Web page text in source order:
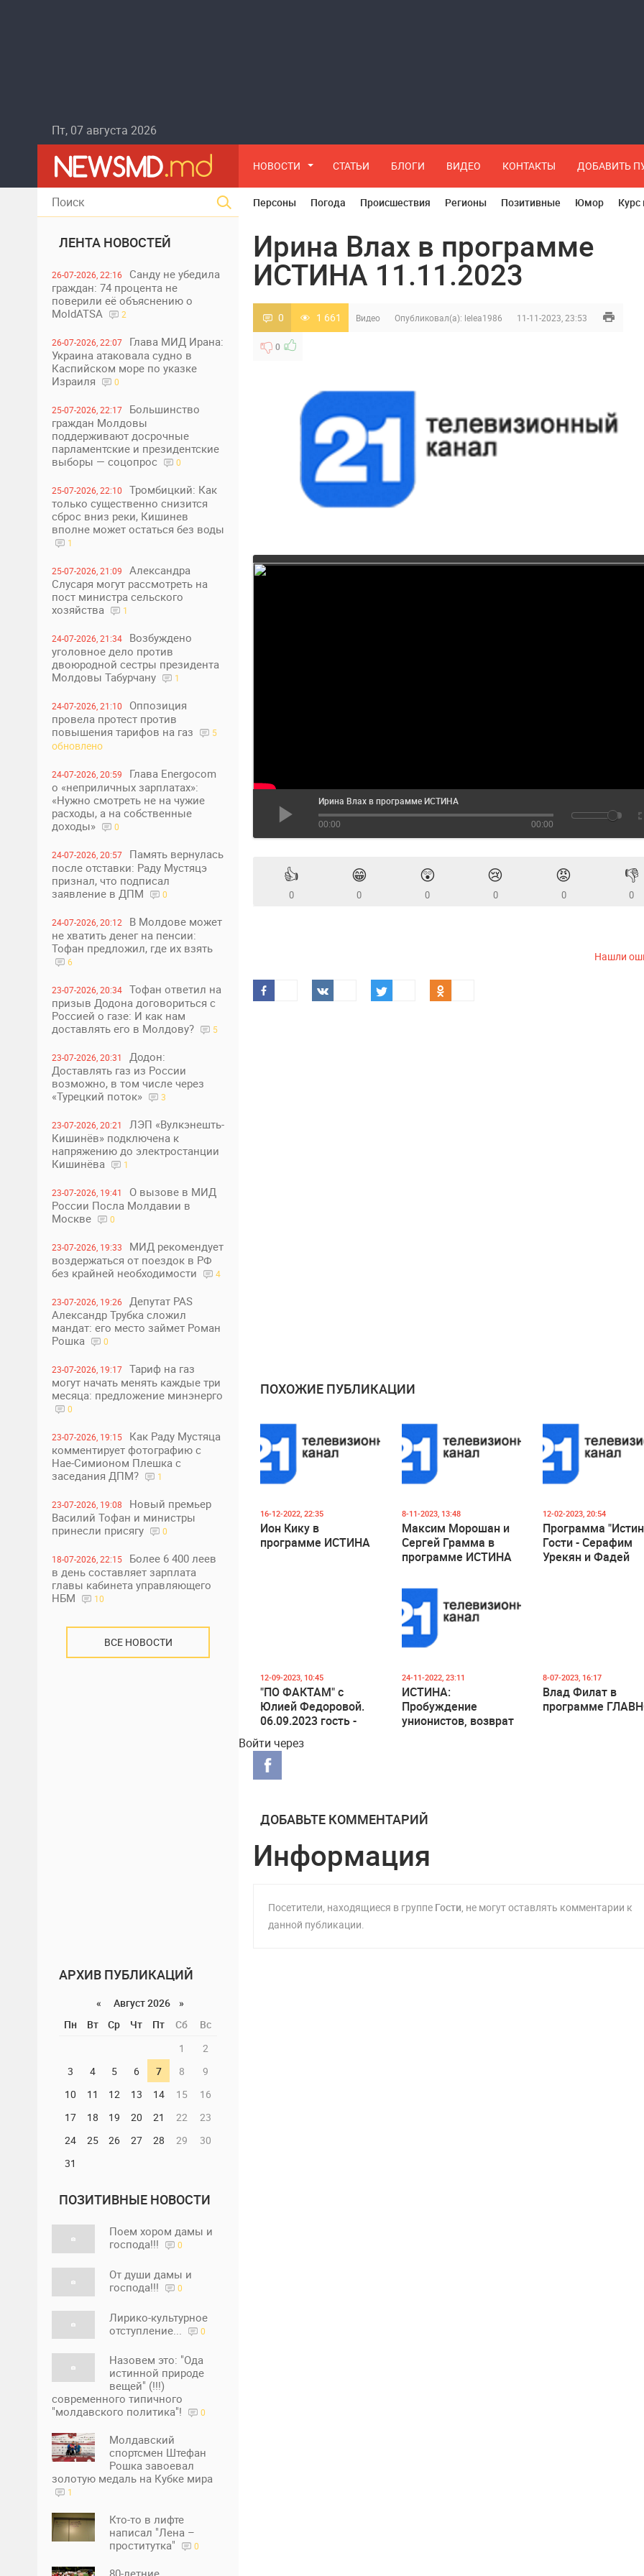
Пт, 07 августа 2026
НОВОСТИ СТАТЬИ БЛОГИ ВИДЕО КОНТАКТЫ ДОБАВИТЬ
ЛЕНТА НОВОСТЕЙ
26-07-2026, 22:16
Санду не убедила
граждан: 74 процента не
поверили её объяснению о
MoldATSA
2
26-07-2026, 22:07
Глава МИД Ирана:
Украина атаковала судно в
Каспийском море по указке
Израиля
0
25-07-2026, 22:17
Большинство
граждан Молдовы
поддерживают досрочные
парламентские и президентские
выборы — соцопрос
0
25-07-2026, 22:10
Тромбицкий: Как
только существенно снизится
сброс вниз реки, Кишинев
вполне может остаться без воды
1
25-07-2026, 21:09
Александра
Слусаря могут рассмотреть на
пост министра сельского
хозяйства
1
24-07-2026, 21:34
Возбуждено
уголовное дело против
двоюродной сестры президента
Молдовы Табурчану
1
24-07-2026, 21:10
Оппозиция
провела протест против
повышения тарифов на газ
5
обновлено
24-07-2026, 20:59
Глава Energocom
о «неприличных зарплатах»:
«Нужно смотреть не на чужие
расходы, а на собственные
доходы»
0
24-07-2026, 20:57
Память вернулась
после отставки: Раду Мустяцэ
признал, что подписал
заявление в ДПМ
0
24-07-2026, 20:12
В Молдове может
не хватить денег на пенсии:
Тофан предложил, где их взять
6
23-07-2026, 20:34
Тофан ответил на
призыв Додона договориться с
Россией о газе: И как нам
доставлять его в Молдову?
5
23-07-2026, 20:31
Додон:
Доставлять газ из России
возможно, в том числе через
«Турецкий поток»
3
23-07-2026, 20:21
ЛЭП «Вулкэнешть-
Кишинёв» подключена к
напряжению до электростанции
Кишинёва
1
23-07-2026, 19:41
О вызове в МИД
России Посла Молдавии в
Москве
0
23-07-2026, 19:33
МИД рекомендует
воздержаться от поездок в РФ
без крайней необходимости
4
23-07-2026, 19:26
Депутат PAS
Александр Трубка сложил
мандат: его место займет Роман
Рошка
0
23-07-2026, 19:17
Тариф на газ
могут начать менять каждые три
месяца: предложение минэнерго
0
23-07-2026, 19:15
Как Раду Мустяца
комментирует фотографию с
Нае-Симионом Плешка с
заседания ДПМ?
1
23-07-2026, 19:08
Новый премьер
Василий Тофан и министры
принесли присягу
0
18-07-2026, 22:15
Более 6 400 леев
в день составляет зарплата
главы кабинета управляющего
НБМ
10
ВСЕ НОВОСТИ
АРХИВ ПУБЛИКАЦИЙ
«
Август 2026 »
Пн
Вт Ср Чт Пт Сб
Вс
1
2
3
4 5 6 7 8
9
10
11 12 13 14 15
16
17
18 19 20 21 22
23
24
25 26 27 28 29
30
31
ПОЗИТИВНЫЕ НОВОСТИ
Поем хором дамы и
господа!!!
0
От души дамы и
господа!!!
0
Лирико-культурное
отступление...
0
Назовем это: "Ода
истинной природе
вещей" (!!!)
современного типичного
"молдавского политика"!
0
Молдавский
спортсмен Штефан
Рошка завоевал
золотую медаль на Кубке мира
1
Кто-то в лифте
написал "Лена –
проститутка"
0
Персоны Погода Происшествия Регионы Позитивные Юмор
Ирина Влах в программе
ИСТИНА 11.11.2023
0 1 661 Видео Опубликовал(а): lelea1986 11-11-2023, 23:53
0
Ирина Влах в программе ИСТИНА
00:00 00:00
👍
0
😁
0
😲
0
😢
0
😡
0
👎
0
Нашли
ПОХОЖИЕ ПУБЛИКАЦИИ
16-12-2022, 22:35
Ион Кику в
программе ИСТИНА
8-11-2023, 13:48
Максим Морошан и
Сергей Грамма в
программе ИСТИНА
12-02-2023, 20:54
Программа
Гости - Серафим
Урекян и Фадей
12-09-2023, 10:45
"ПО ФАКТАМ" с
Юлией Федоровой.
06.09.2023 гость -
24-11-2022, 23:11
ИСТИНА:
Пробуждение
унионистов, возврат
8-07-2023, 16:17
Влад Филат в
программе
Войти через
ДОБАВЬТЕ КОММЕНТАРИЙ
Информация
Посетители, находящиеся в группе Гости, не могут оставлять комментарии к
данной публикации.